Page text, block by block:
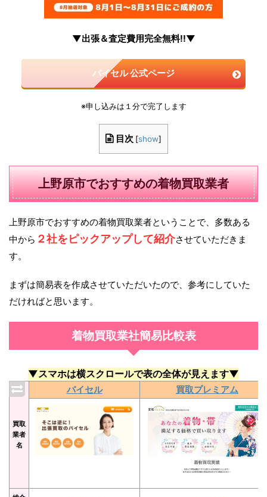
▼出張＆査定費用完全無料!!▼
バイセル 公式ページ
※申し込みは１分で完了します
目次 [show]
上野原市でおすすめの着物買取業者
上野原市でおすすめの着物買取業者ということで、多数ある
中から ２社をピックアップして紹介させていただきま
す。
まずは簡易表を作成させていただいたので、参考にしていた
だければと思います。
着物買取業社簡易比較表
▼スマホは横スクロールで表の全体が見えます▼
買取
業者
名
バイセル 買取プレミアム